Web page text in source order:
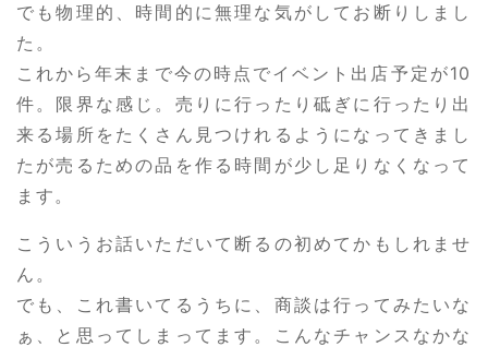
でも物理的、時間的に無理な気がしてお断りしまし
た。
これから年末まで今の時点でイベント出店予定が10
件。限界な感じ。売りに行ったり砥ぎに行ったり出
来る場所をたくさん見つけれるようになってきまし
たが売るための品を作る時間が少し足りなくなって
ます。
こういうお話いただいて断るの初めてかもしれませ
ん。
でも、これ書いてるうちに、商談は行ってみたいな
ぁ、と思ってしまってます。こんなチャンスなかな